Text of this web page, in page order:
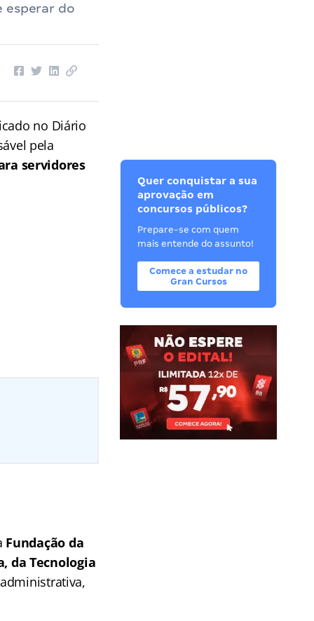
esperar do
no Diário
pela
servidores
Fundação da
da Tecnologia
Quer conquistar a sua
aprovação em
concursos públicos?
Prepare-se com quem
mais entende do assunto!
Comece a estudar no
Gran Cursos